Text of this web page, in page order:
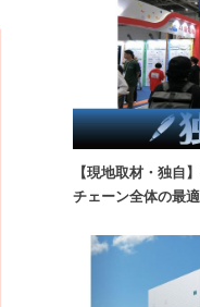
【現地取材・独自
チェーン全体の最